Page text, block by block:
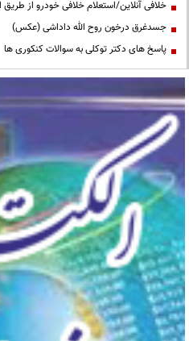
خلافی آنلاین/استعلام خلافی خودرو از طریق
جسدغرق درخون روح الله داداشی (عکس)
پاسخ های دکتر توکلی به سوالات کنکوری ها